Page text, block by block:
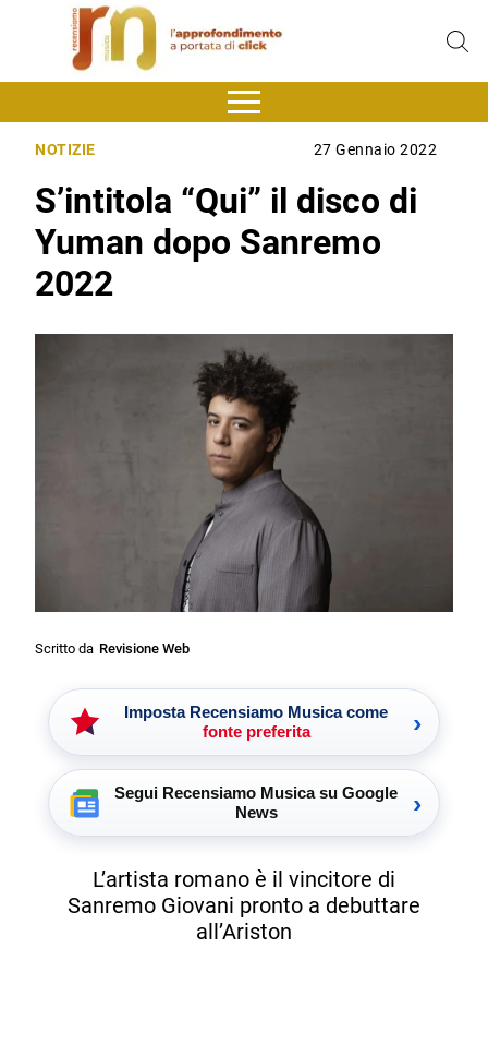
NOTIZIE 27 Gennaio 2022
S’intitola “Qui” il disco di
Yuman dopo Sanremo
2022
Scritto da Revisione Web
Imposta Recensiamo Musica come
fonte preferita
›
Segui Recensiamo Musica su Google
News
›
L’artista romano è il vincitore di
Sanremo Giovani pronto a debuttare
all’Ariston